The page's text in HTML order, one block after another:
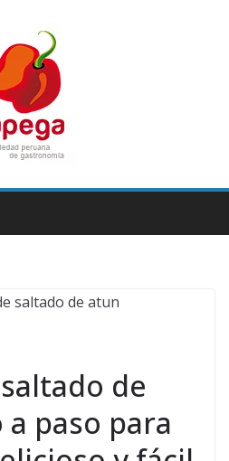
de
paso para